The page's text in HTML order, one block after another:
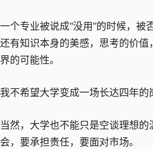
一个专业被说成“没用”的时候，被
还有知识本身的美感，思考的价
界的可能性。
我不希望大学变成一场长达四年的
当然，大学也不能只是空谈理想
会，要承担责任，要面对市场。